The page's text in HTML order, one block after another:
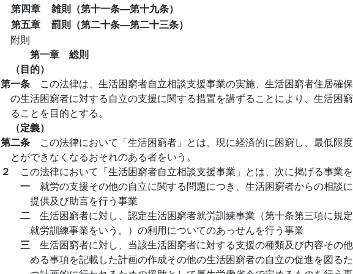
第四章
雑則（第十一条―第十九条）
第五章
罰則（第二十条―第二十三条）
附則
第一章 総則
（目的）
第一条 この法律は、生活困窮者自立相談支援事業の実施、生活困窮者住居確
の生活困窮者に対する自立の支援に関する措置を講ずることにより、生活困
ることを目的とする。
（定義）
第二条 この法律において「生活困窮者」とは、現に経済的に困窮し、最低限
とができなくなるおそれのある者をいう。
２ この法律において「生活困窮者自立相談支援事業」とは、次に掲げる事業を
一 就労の支援その他の自立に関する問題につき、生活困窮者からの相談
提供及び助言を行う事業
二 生活困窮者に対し、認定生活困窮者就労訓練事業（第十条第三項に規
就労訓練事業をいう。）の利用についてのあっせんを行う事業
三 生活困窮者に対し、当該生活困窮者に対する支援の種類及び内容その
める事項を記載した計画の作成その他の生活困窮者の自立の促進を図る